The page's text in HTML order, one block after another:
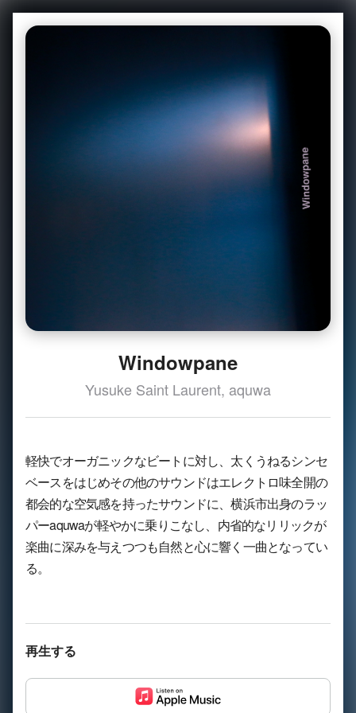
Windowpane
Yusuke Saint Laurent, aquwa
軽快でオーガニックなビートに対し、太くうねるシンセ
ベースをはじめその他のサウンドはエレクトロ味全開の
都会的な空気感を持ったサウンドに、横浜市出身のラッ
パーaquwaが軽やかに乗りこなし、内省的なリリックが
楽曲に深みを与えつつも自然と心に響く一曲となってい
る。
再生する